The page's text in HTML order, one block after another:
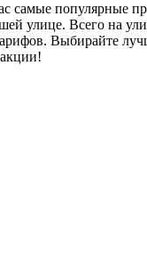
самые популярные
улице. Всего на
Выбирайте